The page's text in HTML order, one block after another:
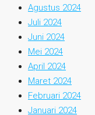
Agustus 2024
Juli 2024
Juni 2024
Mei 2024
April 2024
Maret 2024
Februari 2024
Januari 2024